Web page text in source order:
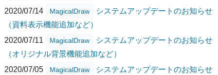
2020/07/14
MagicalDraw
システムアップデートのお知らせ
（資料表示機能追加など）
2020/07/11
MagicalDraw
システムアップデートのお知らせ
（オリジナル背景機能追加など）
2020/07/05
MagicalDraw
システムアップデートのお知らせ